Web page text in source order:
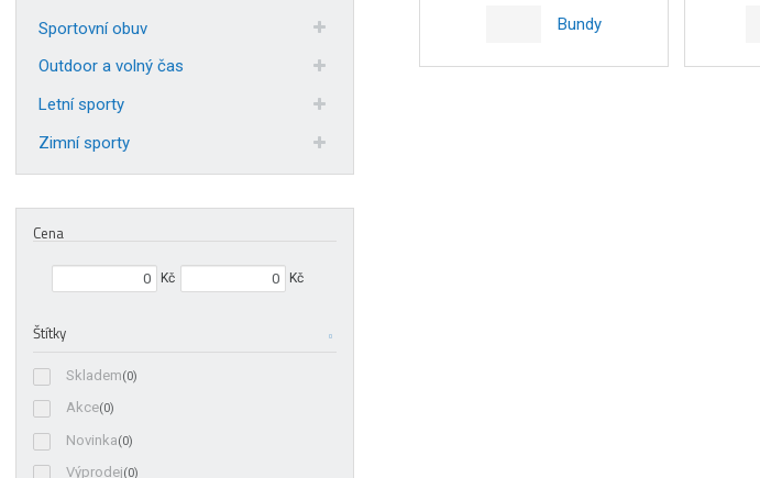
Bundy
Sportovní obuv
Outdoor a volný čas
Letní sporty
Zimní sporty
Cena
Kč Kč
Štítky
Skladem(0)
Akce(0)
Novinka(0)
Výprodej(0)